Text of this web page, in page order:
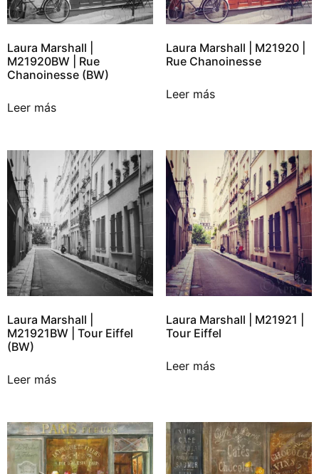
Laura Marshall |
M21920BW | Rue
Chanoinesse (BW)
Leer más
Laura Marshall | M21920 |
Rue Chanoinesse
Leer más
Laura Marshall |
M21921BW | Tour Eiffel
(BW)
Leer más
Laura Marshall | M21921 |
Tour Eiffel
Leer más